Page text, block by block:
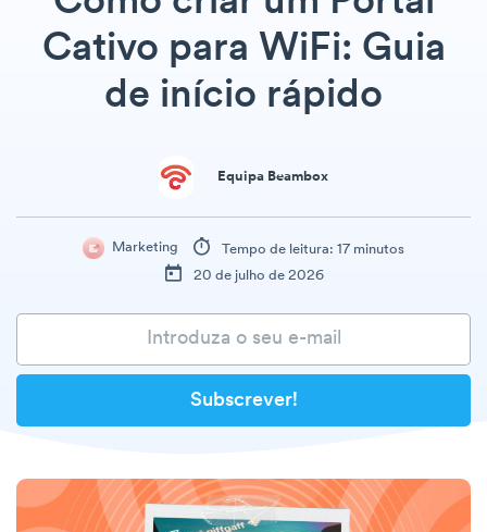
Cativo para WiFi: Guia
de início rápido
Equipa Beambox
Marketing
Tempo de leitura: 17 minutos
20 de julho de 2026